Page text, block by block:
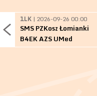
1LK | 2026-09-26 00:00
SMS PZKosz Łomianki
B4EK AZS UMed